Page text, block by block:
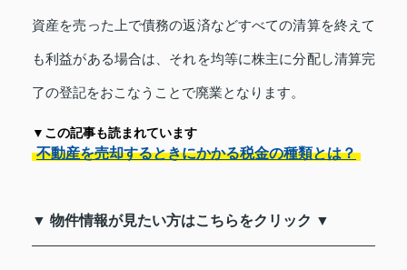
資産を売った上で債務の返済などすべての清算を終えて
も利益がある場合は、それを均等に株主に分配し清算完
了の登記をおこなうことで廃業となります。
▼この記事も読まれています
不動産を売却するときにかかる税金の種類とは？
▼ 物件情報が見たい方はこちらをクリック ▼